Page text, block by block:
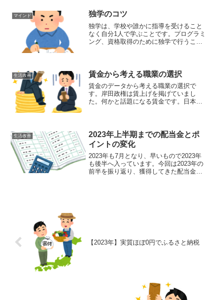
た。働く上で年収は...
マインド 独学のコツ
独学は、学校や誰かに指導を受けること
なく自分1人で学ぶことです。プログラミ
ング、資格取得のために独学で行うこと
となります。独学は、万...
生活改善 賃金から考える職業の選択
賃金のデータから考える職業の選択で
す。岸田政権は賃上げを掲げていまし
た。何かと話題になる賃金です。日本の
金、投資、生活へ様々なことへ影...
生活改善
2023年上半期までの配当金とポ
イントの変化
2023年も7月となり、早いもので2023年
も後半へ入っています。今回は2023年の
前半を振り返り、獲得してきた配当金と
【2023年】実質ほぼ0円でふるさと納税